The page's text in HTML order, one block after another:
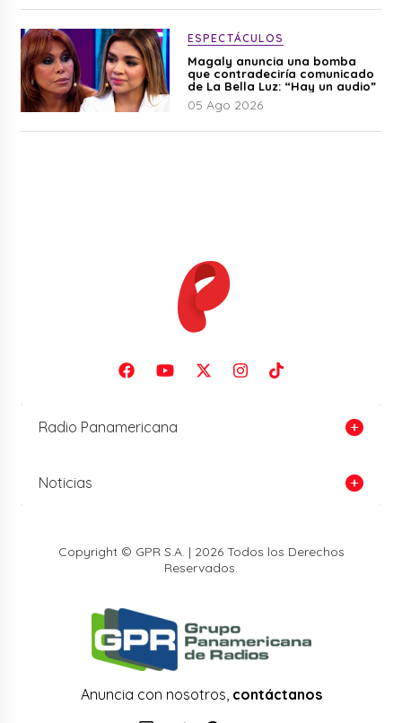
ESPECTÁCULOS
Magaly anuncia una bomba
que contradeciría comunicado
de La Bella Luz: “Hay un audio”
05 Ago 2026
Radio Panamericana
Noticias
Copyright © GPR S.A. | 2026 Todos los Derechos
Reservados.
Anuncia con nosotros, contáctanos